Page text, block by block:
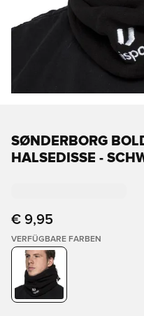
SØNDERBORG
HALSEDISSE -
€ 9,95
VERFÜGBARE FARBEN